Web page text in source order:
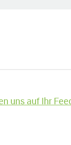
uns auf Ihr